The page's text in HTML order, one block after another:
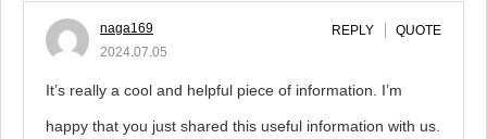
naga169
2024.07.05
REPLY QUOTE
It’s really a cool and helpful piece of information. I’m
happy that you just shared this useful information with us.